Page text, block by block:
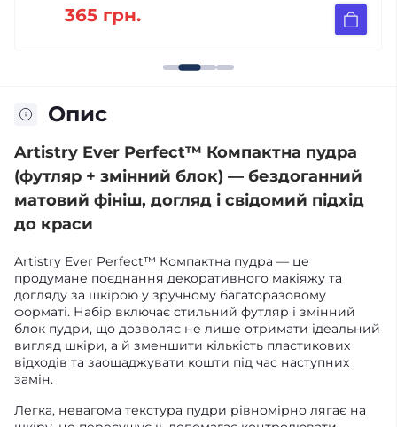
365 грн.
Опис
Artistry Ever Perfect™ Компактна пудра
(футляр + змінний блок) — бездоганний
матовий фініш, догляд і свідомий підхід
до краси
Artistry Ever Perfect™ Компактна пудра — це
продумане поєднання декоративного макіяжу та
догляду за шкірою у зручному багаторазовому
форматі. Набір включає стильний футляр і змінний
блок пудри, що дозволяє не лише отримати ідеальний
вигляд шкіри, а й зменшити кількість пластикових
відходів та заощаджувати кошти під час наступних
замін.
Легка, невагома текстура пудри рівномірно лягає на